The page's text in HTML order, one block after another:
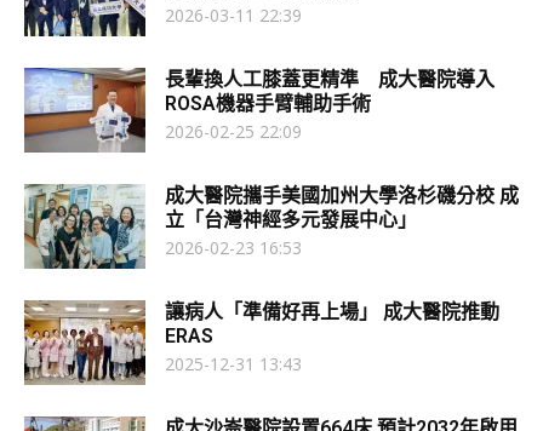
2026-03-11 22:39
長輩換人工膝蓋更精準 成大醫院導入
ROSA機器手臂輔助手術
2026-02-25 22:09
成大醫院攜手美國加州大學洛杉磯分校 成
立「台灣神經多元發展中心」
2026-02-23 16:53
讓病人「準備好再上場」 成大醫院推動
ERAS
2025-12-31 13:43